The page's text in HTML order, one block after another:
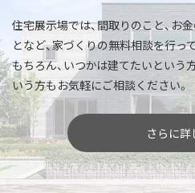
住宅展示場では、間取りのこと、お
となど、家づくりの無料相談を行っ
もちろん、いつかは建てたいという方
いう方もお気軽にご相談ください。
さらに詳